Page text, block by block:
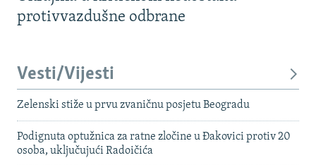
protivvazdušne odbrane
Vesti/Vijesti
Zelenski stiže u prvu zvaničnu posjetu Beogradu
Podignuta optužnica za ratne zločine u Đakovici protiv 20
osoba, uključujući Radoičića